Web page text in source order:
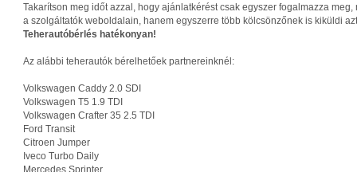
Takarítson meg időt azzal, hogy ajánlatkérést csak egyszer fogalmazza
a szolgáltatók weboldalain, hanem egyszerre több kölcsönzőnek is kiküldi
Teherautóbérlés hatékonyan!
Az alábbi teherautók bérelhetőek partnereinknél:
Volkswagen Caddy 2.0 SDI
Volkswagen T5 1.9 TDI
Volkswagen Crafter 35 2.5 TDI
Ford Transit
Citroen Jumper
Iveco Turbo Daily
Mercedes Sprinter